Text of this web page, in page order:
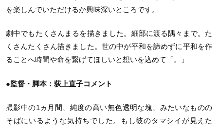
を楽しんでいただけるか興味深いところです。
劇中でもたくさんまるを描きました。細部に渡る隅々まで。た
くさんたくさん描きました。世の中が平和を諦めずに平和を作
ることへ時間や命を繋げてほしいと想いを込めて「。」
●監督・脚本：荻上直子コメント
撮影中の1ヵ月間、純度の高い無色透明な塊、みたいなものの
そばにいるような気持ちでした。もし彼のタマシイが見えた